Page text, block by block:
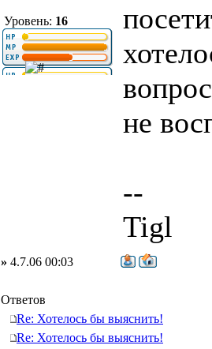
Уровень: 16
не
--
Tigl
» 4.7.06 00:03
Ответов
Re: Хотелось бы выяснить!
Re: Хотелось бы выяснить!